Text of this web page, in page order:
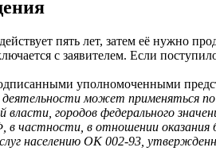
пять лет, затем её нужно
с заявителем. Если
уполномоченными
может применяться
власти, городов федерального
частности, в отношении оказания
населению ОК 002-93,